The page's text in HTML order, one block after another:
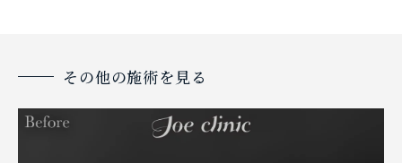
その他の施術を見る